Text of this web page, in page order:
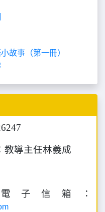
故事（第一冊）
教導主任林義成
子信箱：